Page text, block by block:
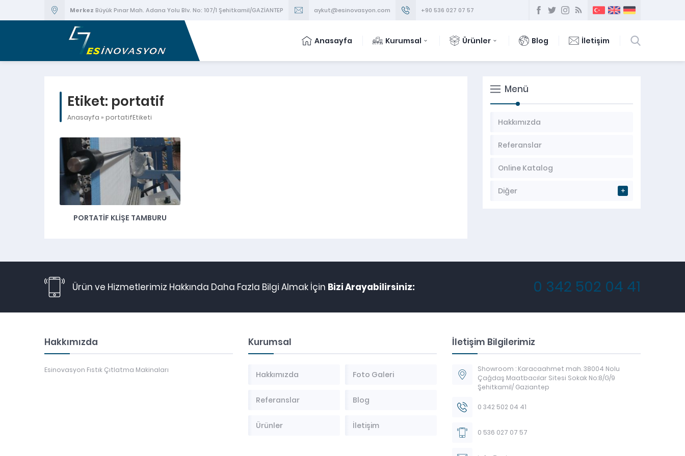
Merkez Büyük Pınar Mah. Adana Yolu Blv. No: 107/1 Şehitkamil/GAZİANTEP aykut@esinovasyon.com +90 536 027 07 57
Anasayfa Kurumsal Ürünler Blog İletişim
Etiket: portatif
Anasayfa » portatifEtiketi
PORTATIF KLIŞE TAMBURU
Menü
Hakkımızda
Referanslar
Online Katalog
Diğer
Ürün ve Hizmetlerimiz Hakkında Daha Fazla Bilgi Almak İçin Bizi Arayabilirsiniz: 0 342 502 04 41
Hakkımızda
Esinovasyon Fıstık Çıtlatma Makinaları
Kurumsal
Hakkımızda Foto Galeri
Referanslar Blog
Ürünler İletişim
İletişim Bilgilerimiz
Showroom : Karacaahmet mah. 38004 Nolu
Çağdaş Maatbacılar Sitesi Sokak No:8/G/9
Şehitkamil/ Gaziantep
0 342 502 04 41
0 536 027 07 57